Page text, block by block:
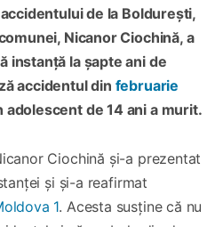
de la Boldurești,
Nicanor Ciochină, a
instanță la șapte ani de
accidentul din februarie
adolescent de 14 ani a murit.
Ciochină și-a prezentat
și și-a reafirmat
1. Acesta susține că nu